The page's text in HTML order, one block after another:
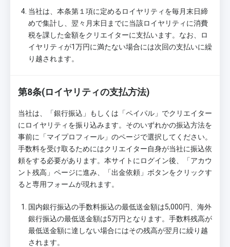
当社は、本条第１項に定めるロイヤリティを毎月末日締
めで集計し、翌々月末日までに当該ロイヤリティに消費
税を課した金額をクリエイターに支払います。なお、ロ
イヤリティが1万円に満たない場合には次回の支払いに繰
り越されます。
第8条(ロイヤリティの支払方法)
当社は、「銀行振込」もしくは「ペイパル」でクリエイター
にロイヤリティを振り込みます。そのいずれかの振込方法を
事前に「マイプロフィール」のページで選択してください。
手数料を受け取るためにはクリエイター自身が当社に振込依
頼をする必要があります。本サイトにログイン後、「アカウ
ント残高」ページに進み、「出金依頼」ボタンをクリックす
ると専用フォームが現れます。
国内銀行振込の手数料振込の最低送金額は5,000円、海外
銀行振込の最低送金額は5万円となります。手数料残高が
最低送金額に達しない場合にはその残高が翌月に繰り越
されます。